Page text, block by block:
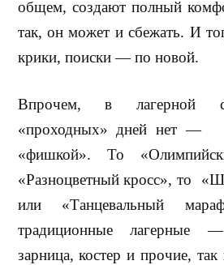
общем, создают полный
так, он может и сбежать. И
крики, поиски — по новой.
Впрочем, в лагерной
«проходных» дней нет —
«фишкой». То
«Разноцветный кросс», то
или «Танцевальный
традиционные лагерные
зарница, костер и прочие,